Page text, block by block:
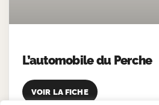
L’automobile du Perche
VOIR LA FICHE